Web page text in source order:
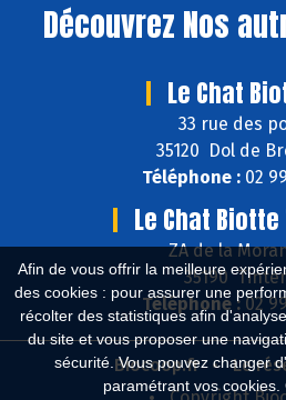
Afin de vous offrir la meilleure
des cookies : pour assurer une
récolter des statistiques afin
du site et vous proposer une
sécurité. Vous pouvez changer
paramétrant vos cookies.
Découvrez Nos
Le Chat
33 rue des
35120 Dol de
Téléphone : 02
Le Chat
ZA de la
35190
Téléphone :02
Biocoop.fr
Le